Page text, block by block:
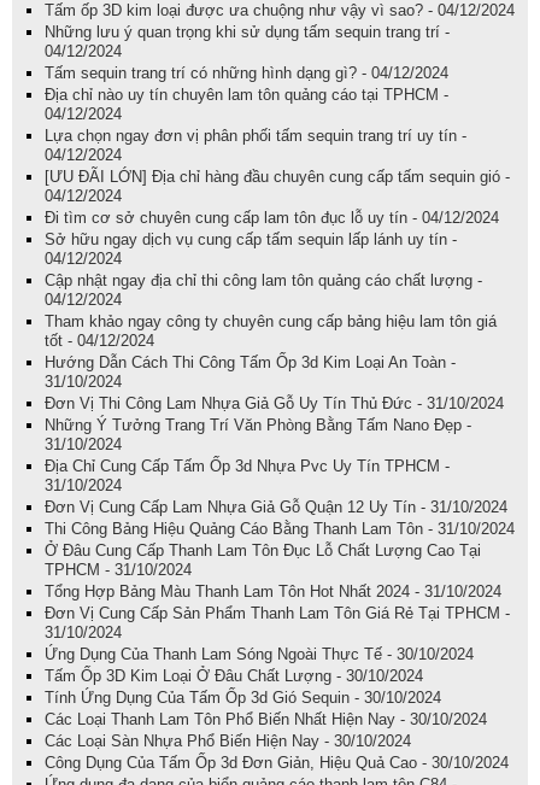
Tấm ốp 3D kim loại được ưa chuộng như vậy vì sao? - 04/12/2024
Những lưu ý quan trọng khi sử dụng tấm sequin trang trí -
04/12/2024
Tấm sequin trang trí có những hình dạng gì? - 04/12/2024
Địa chỉ nào uy tín chuyên lam tôn quảng cáo tại TPHCM -
04/12/2024
Lựa chọn ngay đơn vị phân phối tấm sequin trang trí uy tín -
04/12/2024
[ƯU ĐÃI LỚN] Địa chỉ hàng đầu chuyên cung cấp tấm sequin gió -
04/12/2024
Đi tìm cơ sở chuyên cung cấp lam tôn đục lỗ uy tín - 04/12/2024
Sở hữu ngay dịch vụ cung cấp tấm sequin lấp lánh uy tín -
04/12/2024
Cập nhật ngay địa chỉ thi công lam tôn quảng cáo chất lượng -
04/12/2024
Tham khảo ngay công ty chuyên cung cấp bảng hiệu lam tôn giá
tốt - 04/12/2024
Hướng Dẫn Cách Thi Công Tấm Ốp 3d Kim Loại An Toàn -
31/10/2024
Đơn Vị Thi Công Lam Nhựa Giả Gỗ Uy Tín Thủ Đức - 31/10/2024
Những Ý Tưởng Trang Trí Văn Phòng Bằng Tấm Nano Đẹp -
31/10/2024
Địa Chỉ Cung Cấp Tấm Ốp 3d Nhựa Pvc Uy Tín TPHCM -
31/10/2024
Đơn Vị Cung Cấp Lam Nhựa Giả Gỗ Quận 12 Uy Tín - 31/10/2024
Thi Công Bảng Hiệu Quảng Cáo Bằng Thanh Lam Tôn - 31/10/2024
Ở Đâu Cung Cấp Thanh Lam Tôn Đục Lỗ Chất Lượng Cao Tại
TPHCM - 31/10/2024
Tổng Hợp Bảng Màu Thanh Lam Tôn Hot Nhất 2024 - 31/10/2024
Đơn Vị Cung Cấp Sản Phẩm Thanh Lam Tôn Giá Rẻ Tại TPHCM -
31/10/2024
Ứng Dụng Của Thanh Lam Sóng Ngoài Thực Tế - 30/10/2024
Tấm Ốp 3D Kim Loại Ở Đâu Chất Lượng - 30/10/2024
Tính Ứng Dụng Của Tấm Ốp 3d Gió Sequin - 30/10/2024
Các Loại Thanh Lam Tôn Phổ Biến Nhất Hiện Nay - 30/10/2024
Các Loại Sàn Nhựa Phổ Biến Hiện Nay - 30/10/2024
Công Dụng Của Tấm Ốp 3d Đơn Giản, Hiệu Quả Cao - 30/10/2024